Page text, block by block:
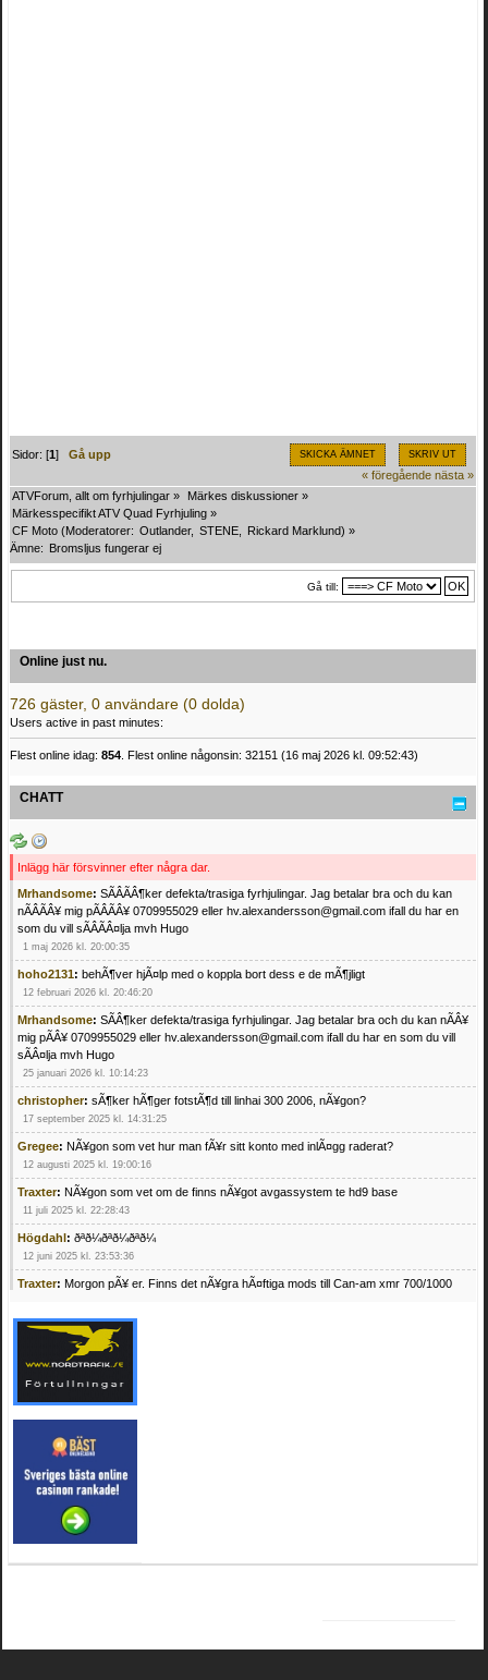
SKICKA ÄMNET SKRIV UT
Sidor: [1]Gå upp
« föregående nästa »
ATVForum, allt om fyrhjulingar » Märkes diskussioner »
Märkesspecifikt ATV Quad Fyrhjuling »
CF Moto (Moderatorer: Outlander, STENE Rickard Marklund) »
Ämne:
Bromsljus fungerar ej
Gå till:
Online just nu.
726 gäster, 0 användare (0 dolda)
Users active in past minutes:
Flest online idag: 854 . Flest online någonsin: 32151 (16 maj 2026 kl. 09:52:43)
CHATT
Inlägg här försvinner efter några dar.
Mrhandsome: SÃÂÃÂ¶ker defekta/trasiga fyrhjulingar. Jag betalar bra och du kan
nÃÂÃÂ¥ mig pÃÂÃÂ¥ 0709955029 eller hv.alexandersson@gmail.com ifall du har en
som du vill sÃÂÃÂ¤lja mvh Hugo
1 maj 2026 kl. 20:00:35
hoho2131: behÃ¶ver hjÃ¤lp med o koppla bort dess e de mÃ¶jligt
12 februari 2026 kl. 20:46:20
Mrhandsome: SÃÂ¶ker defekta/trasiga fyrhjulingar. Jag betalar bra och du kan nÃÂ¥
mig pÃÂ¥ 0709955029 eller hv.alexandersson@gmail.com ifall du har en som du vill
sÃÂ¤lja mvh Hugo
25 januari 2026 kl. 10:14:23
christopher: sÃ¶ker hÃ¶ger fotstÃ¶d till linhai 300 2006, nÃ¥gon?
17 september 2025 kl. 14:31:25
Gregee: NÃ¥gon som vet hur man fÃ¥r sitt konto med inlÃ¤gg raderat?
12 augusti 2025 kl. 19:00:16
Traxter: NÃ¥gon som vet om de finns nÃ¥got avgassystem te hd9 base
11 juli 2025 kl. 22:28:43
Högdahl : ðªð¼ðªð¼ðªð¼
12 juni 2025 kl. 23:53:36
Traxter: Morgon pÃ¥ er. Finns det nÃ¥gra hÃ¤ftiga mods till Can-am xmr 700/1000
Mrhandsome:SÃ¶ker defekta/trasiga fyrhjulingar. Jag betalar bra och du kan nÃ¥ mig
pÃ¥ 0709955029 eller hv.alexandersson@gmail.com ifall du har en som du vill sÃ¤lja
mvh Hugo
21 februari 2025 kl. 09:25:52
4 februari 2025 kl. 19:20:50
Oscar5:44
4 februari 2025 kl. 19:15:36
Greger59:NÃ¤gon som vet har en Cetek 500 EFI
15 januari 2025 kl. 23:49:44
Mrhandsome:SÃÂ¶ker defekta/trasiga fyrhjulingar. Jag betalar bra och du kan nÃÂ¥